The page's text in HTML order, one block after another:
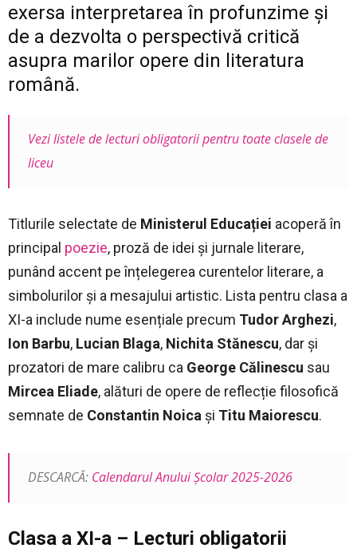
exersa interpretarea în profunzime și
de a dezvolta o perspectivă critică
asupra marilor opere din literatura
română.
Vezi listele de lecturi obligatorii pentru toate clasele de
liceu
Titlurile selectate de Ministerul Educației acoperă în
principal poezie, proză de idei și jurnale literare,
punând accent pe înțelegerea curentelor literare, a
simbolurilor și a mesajului artistic. Lista pentru clasa a
XI-a include nume esențiale precum Tudor Arghezi,
Ion Barbu, Lucian Blaga, Nichita Stănescu, dar și
prozatori de mare calibru ca George Călinescu sau
Mircea Eliade, alături de opere de reflecție filosofică
semnate de Constantin Noica și Titu Maiorescu.
DESCARCĂ: Calendarul Anului Școlar 2025-2026
Clasa a XI-a – Lecturi obligatorii